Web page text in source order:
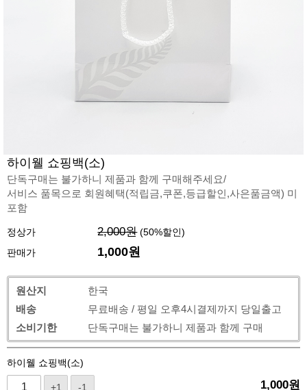
하이웰 쇼핑백(소)
단독구매는 불가하니 제품과 함께 구매해주세요/
서비스 품목으로 회원혜택(적립금,쿠폰,등급할인,사은품금액) 미
포함
정상가 2,000원 (50%할인)
판매가
1,000원
원산지
한국
배송
무료배송 / 평일 오후4시결제까지 당일출고
소비기한
단독구매는 불가하니 제품과 함께 구매
하이웰 쇼핑백(소)
+1 -1 1,000원